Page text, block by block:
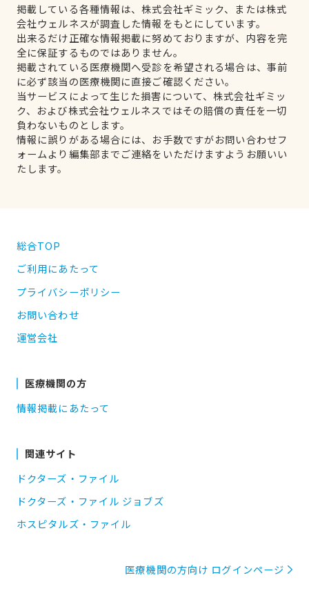
掲載している各種情報は、株式会社ギミック、または株式
会社ウェルネスが調査した情報をもとにしています。
出来るだけ正確な情報掲載に努めておりますが、内容を完
全に保証するものではありません。
掲載されている医療機関へ受診を希望される場合は、事前
に必ず該当の医療機関に直接ご確認ください。
当サービスによって生じた損害について、株式会社ギミッ
ク、および株式会社ウェルネスではその賠償の責任を一切
負わないものとします。
情報に誤りがある場合には、お手数ですがお問い合わせフ
ォームより編集部までご連絡をいただけますようお願いい
たします。
総合TOP
ご利用にあたって
プライバシーポリシー
お問い合わせ
運営会社
医療機関の方
情報掲載にあたって
関連サイト
ドクターズ・ファイル
ドクターズ・ファイル ジョブズ
ホスピタルズ・ファイル
医療機関の方向け ログインページ